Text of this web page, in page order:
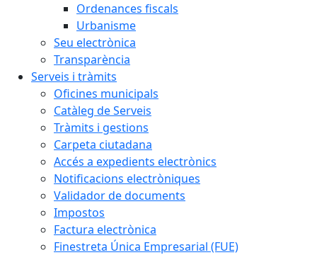
Ordenances fiscals
Urbanisme
Seu electrònica
Transparència
Serveis i tràmits
Oficines municipals
Catàleg de Serveis
Tràmits i gestions
Carpeta ciutadana
Accés a expedients electrònics
Notificacions electròniques
Validador de documents
Impostos
Factura electrònica
Finestreta Única Empresarial (FUE)